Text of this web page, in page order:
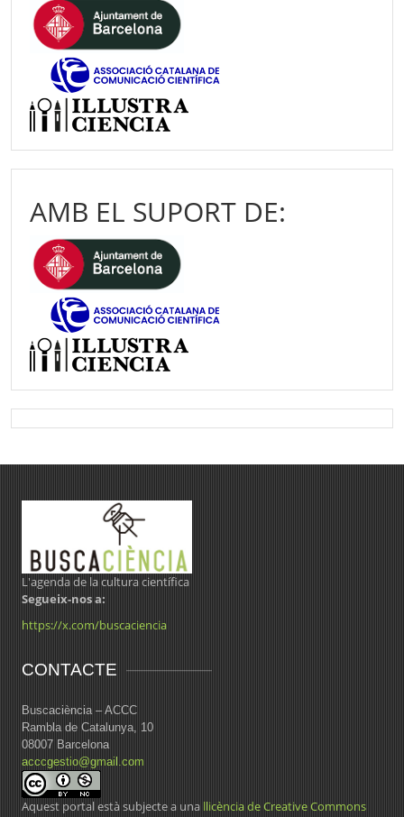
AMB EL SUPORT DE:
L'agenda de la cultura científica
Segueix-nos a:
https://x.com/buscaciencia
CONTACTE
Buscaciència – ACCC
Rambla de Catalunya, 10
08007 Barcelona
acccgestio@gmail.com
Aquest portal està subjecte a una llicència de Creative Commons